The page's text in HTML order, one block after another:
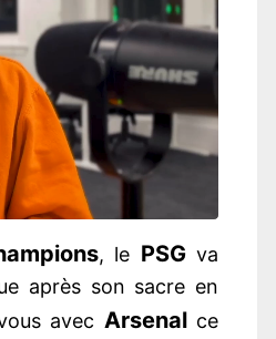
, le PSGva
après son sacre en
avec Arsenal ce